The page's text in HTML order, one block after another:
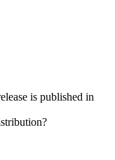
is published in